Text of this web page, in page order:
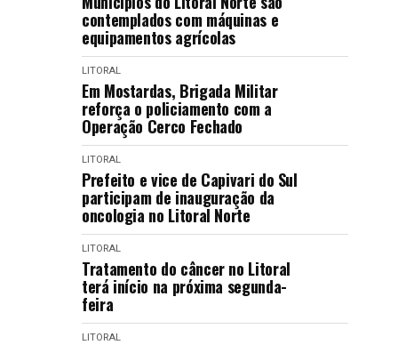
contemplados com máquinas e
equipamentos agrícolas
LITORAL
Em Mostardas, Brigada Militar
reforça o policiamento com a
Operação Cerco Fechado
LITORAL
Prefeito e vice de Capivari do Sul
participam de inauguração da
oncologia no Litoral Norte
LITORAL
Tratamento do câncer no Litoral
terá início na próxima segunda-
feira
LITORAL